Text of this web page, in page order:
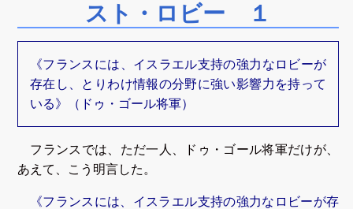
スト・ロビー １
《フランスには、イスラエル支持の強力なロビーが
存在し、とりわけ情報の分野に強い影響力を持って
いる》（ドゥ・ゴール将軍）
フランスでは、ただ一人、ドゥ・ゴール将軍だけが、
あえて、こう明言した。
《フランスには、イスラエル支持の強力なロビーが存